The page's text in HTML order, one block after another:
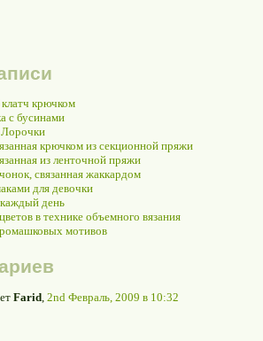
крючком
с бусинами
крючком из секционной пряжи
из ленточной пряжи
связанная жаккардом
для девочки
день
в технике объемного вязания
мотивов
Farid 2nd Февраль, 2009 в 10:32